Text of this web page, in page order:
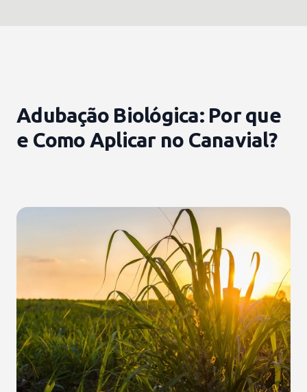
Adubação Biológica: Por que
e Como Aplicar no Canavial?